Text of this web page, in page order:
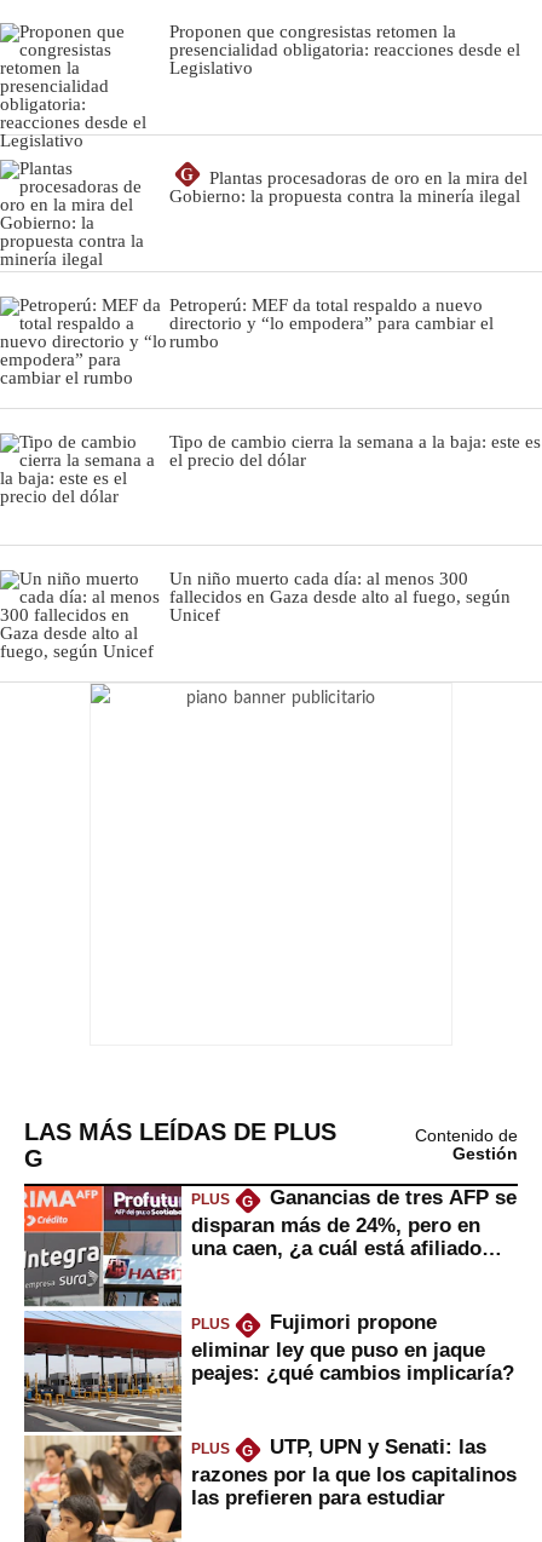
Proponen que congresistas retomen la
presencialidad obligatoria: reacciones desde el
Legislativo
G
Plantas procesadoras de oro en la mira del
Gobierno: la propuesta contra la minería ilegal
Petroperú: MEF da total respaldo a nuevo
directorio y “lo empodera” para cambiar el
rumbo
Tipo de cambio cierra la semana a la baja: este es
el precio del dólar
Un niño muerto cada día: al menos 300
fallecidos en Gaza desde alto al fuego, según
Unicef
LAS MÁS LEÍDAS DE PLUS
G
Contenido de
Gestión
PLUS G
Ganancias de tres AFP se
disparan más de 24%, pero en
una caen, ¿a cuál está afiliado
PLUS G
Fujimori propone
eliminar ley que puso en jaque
peajes: ¿qué cambios implicaría?
PLUS G
UTP, UPN y Senati: las
razones por la que los capitalinos
las prefieren para estudiar